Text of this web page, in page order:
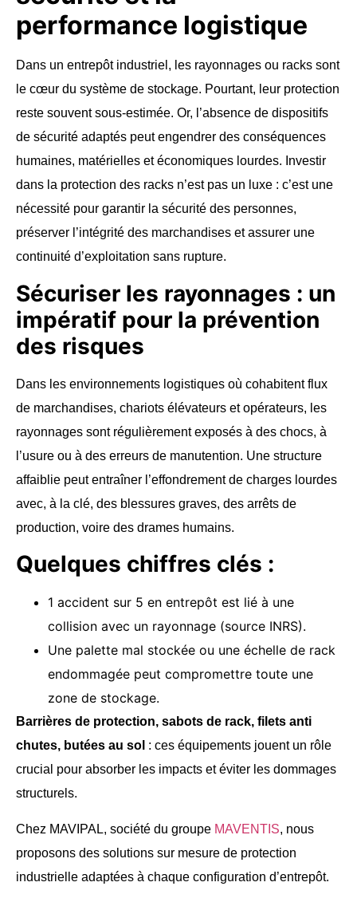
performance logistique
Dans un entrepôt industriel, les rayonnages ou racks sont
le cœur du système de stockage. Pourtant, leur protection
reste souvent sous-estimée. Or, l’absence de dispositifs
de sécurité adaptés peut engendrer des conséquences
humaines, matérielles et économiques lourdes. Investir
dans la protection des racks n’est pas un luxe : c’est une
nécessité pour garantir la sécurité des personnes,
préserver l’intégrité des marchandises et assurer une
continuité d’exploitation sans rupture.
Sécuriser les rayonnages : un
impératif pour la prévention
des risques
Dans les environnements logistiques où cohabitent flux
de marchandises, chariots élévateurs et opérateurs, les
rayonnages sont régulièrement exposés à des chocs, à
l’usure ou à des erreurs de manutention. Une structure
affaiblie peut entraîner l’effondrement de charges lourdes
avec, à la clé, des blessures graves, des arrêts de
production, voire des drames humains.
Quelques chiffres clés :
1 accident sur 5 en entrepôt est lié à une
collision avec un rayonnage (source INRS).
Une palette mal stockée ou une échelle de rack
endommagée peut compromettre toute une
zone de stockage.
Barrières de protection, sabots de rack, filets anti
chutes, butées au sol : ces équipements jouent un rôle
crucial pour absorber les impacts et éviter les dommages
structurels.
Chez MAVIPAL, société du groupe MAVENTIS, nous
proposons des solutions sur mesure de protection
industrielle adaptées à chaque configuration d’entrepôt.